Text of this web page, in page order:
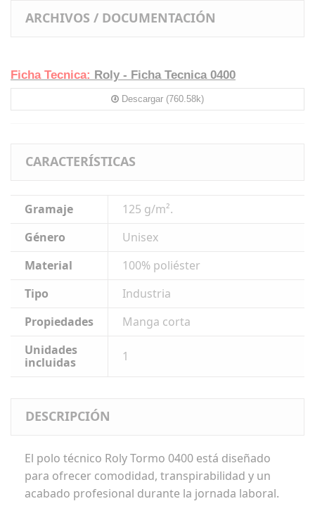
ARCHIVOS / DOCUMENTACIÓN
Ficha Tecnica: Roly - Ficha Tecnica 0400
Descargar (760.58k)
CARACTERÍSTICAS
Gramaje
125 g/m².
Género
Unisex
Material
100% poliéster
Tipo
Industria
Propiedades
Manga corta
Unidades
incluidas
1
DESCRIPCIÓN
El polo técnico Roly Tormo 0400 está diseñado
para ofrecer comodidad, transpirabilidad y un
acabado profesional durante la jornada laboral.